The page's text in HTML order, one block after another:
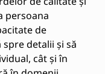
persoana
de
detalii și să
cât și în